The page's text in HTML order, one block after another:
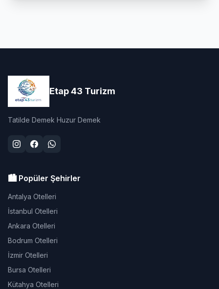
Etap 43 Turizm
Tatilde Demek Huzur Demek
🏙️ Popüler Şehirler
Antalya Otelleri
İstanbul Otelleri
Ankara Otelleri
Bodrum Otelleri
İzmir Otelleri
Bursa Otelleri
Kütahya Otelleri